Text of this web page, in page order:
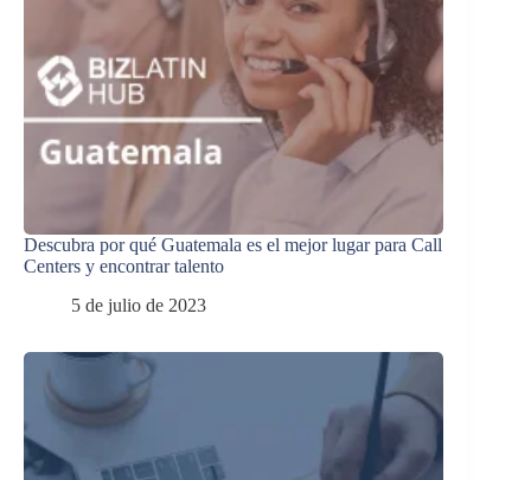
Descubra por qué Guatemala es el mejor lugar para Call
Centers y encontrar talento
5 de julio de 2023